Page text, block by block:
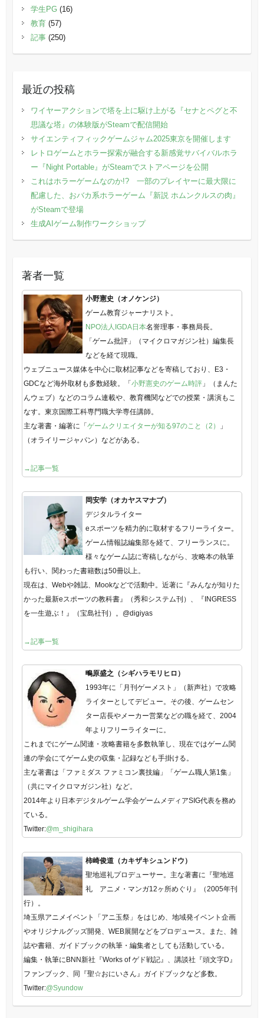
学生PG(16)
教育(57)
記事(250)
最近の投稿
ワイヤーアクションで塔を上に駆け上がる『セナとペグと不
思議な塔』の体験版がSteamで配信開始
サイエンティフィックゲームジャム2025東京を開催します
レトロゲームとホラー探索が融合する新感覚サバイバルホラ
ー『Night Portable』がSteamでストアページを公開
これはホラーゲームなのか!? 一部のプレイヤーに最大限に
配慮した、おバカ系ホラーゲーム『新説 ホムンクルスの肉』
がSteamで登場
生成AIゲーム制作ワークショップ
著者一覧
小野憲史（オノケンジ）
ゲーム教育ジャーナリスト。
NPO法人IGDA日本名誉理事・事務局長。
「ゲーム批評」（マイクロマガジン社）編集長
などを経て現職。
ウェブニュース媒体を中心に取材記事などを寄稿しており、E3・
GDCなど海外取材も多数経験。「小野憲史のゲーム時評」（まんた
んウェブ）などのコラム連載や、教育機関などでの授業・講演もこ
なす。東京国際工科専門職大学専任講師。
主な著書・編著に「ゲームクリエイターが知る97のこと（2）
」
（オライリージャパン）などがある。
→記事一覧
岡安学（オカヤスマナブ）
デジタルライター
eスポーツを精力的に取材するフリーライター。
ゲーム情報誌編集部を経て、フリーランスに。
様々なゲーム誌に寄稿しながら、攻略本の執筆
も行い、関わった書籍数は50冊以上。
現在は、Webや雑誌、Mookなどで活動中。近著に『みんなが知りた
かった最新eスポーツの教科書』（秀和システム刊）、『INGRESS
を一生遊ぶ！』（宝島社刊）。@digiyas
→記事一覧
鴫原盛之（シギハラモリヒロ）
1993年に「月刊ゲーメスト」（新声社）で攻略
ライターとしてデビュー。その後、ゲームセン
ター店長やメーカー営業などの職を経て、2004
年よりフリーライターに。
これまでにゲーム関連・攻略書籍を多数執筆し、現在ではゲーム関
連の学会にてゲーム史の収集・記録なども手掛ける。
主な著書は「ファミダス ファミコン裏技編」「ゲーム職人第1集」
（共にマイクロマガジン社）など。
2014年より日本デジタルゲーム学会ゲームメディアSIG代表を務め
ている。
Twitter:@m_shigihara
柿崎俊道（カキザキシュンドウ）
聖地巡礼プロデューサー。主な著書に『聖地巡
礼 アニメ・マンガ12ヶ所めぐり』（2005年刊
行）。
埼玉県アニメイベント「アニ玉祭」をはじめ、地域発イベント企画
やオリジナルグッズ開発、WEB展開などをプロデュース。また、雑
誌や書籍、ガイドブックの執筆・編集者としても活動している。
編集・執筆にBNN新社『Works of ゲド戦記』、講談社『頭文字D』
ファンブック、同『聖☆おにいさん』ガイドブックなど多数。
Twitter:@Syundow